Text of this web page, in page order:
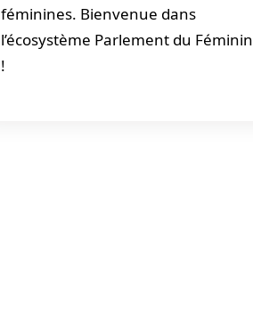
féminines. Bienvenue dans
l’écosystème Parlement du Féminin
!